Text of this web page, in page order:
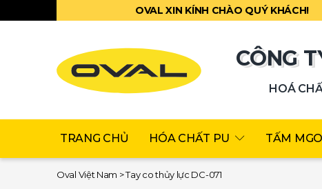
OVAL XIN KÍNH CHÀO QUÝ KHÁCH!
CÔNG
HOÁ
TRANG CHỦ HÓA CHẤT PU TẤM
Oval Việt Nam >Tay co thủy lực DC-071